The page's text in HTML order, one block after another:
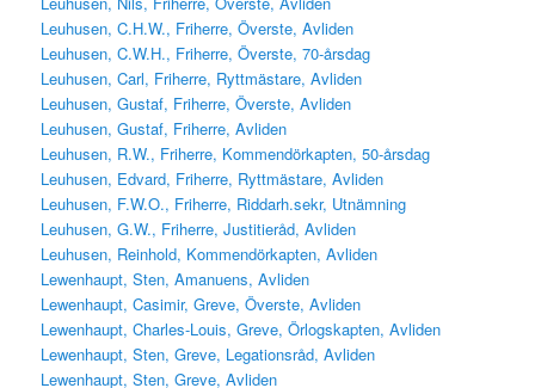
Leuhusen, C.H.W., Friherre, Överste, Avliden
Leuhusen, C.W.H., Friherre, Överste, 70-årsdag
Leuhusen, Carl, Friherre, Ryttmästare, Avliden
Leuhusen, Gustaf, Friherre, Överste, Avliden
Leuhusen, Gustaf, Friherre, Avliden
Leuhusen, R.W., Friherre, Kommendörkapten, 50-årsdag
Leuhusen, Edvard, Friherre, Ryttmästare, Avliden
Leuhusen, F.W.O., Friherre, Riddarh.sekr, Utnämning
Leuhusen, G.W., Friherre, Justitieråd, Avliden
Leuhusen, Reinhold, Kommendörkapten, Avliden
Lewenhaupt, Sten, Amanuens, Avliden
Lewenhaupt, Casimir, Greve, Överste, Avliden
Lewenhaupt, Charles-Louis, Greve, Örlogskapten, Avliden
Lewenhaupt, Sten, Greve, Legationsråd, Avliden
Lewenhaupt, Sten, Greve, Avliden